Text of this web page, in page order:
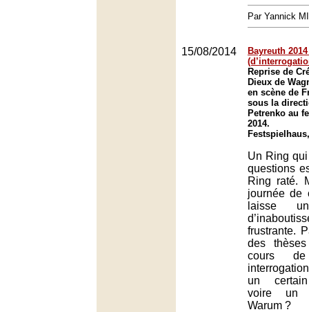
Par Yannick
15/08/2014
Bayreuth
Reprise de
Dieux de
en scène de
sous la
Petrenko au
2014.
Un Ring
questions
Ring raté.
journée de
laisse
frustrante.
des
cours
un certain
voire un
Warum ?